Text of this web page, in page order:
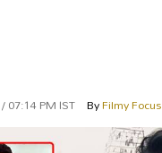
07:14 PM IST ByFilmy Focus